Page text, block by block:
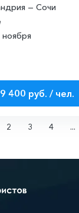
— Сочи
ноября
400 руб. / чел.
2 3 4 ...